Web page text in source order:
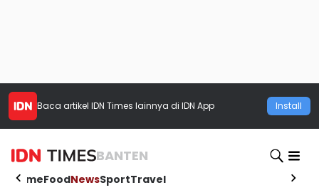
Baca artikel IDN Times lainnya di IDN App Install
BANTEN
HomeFoodNewsSportTravel